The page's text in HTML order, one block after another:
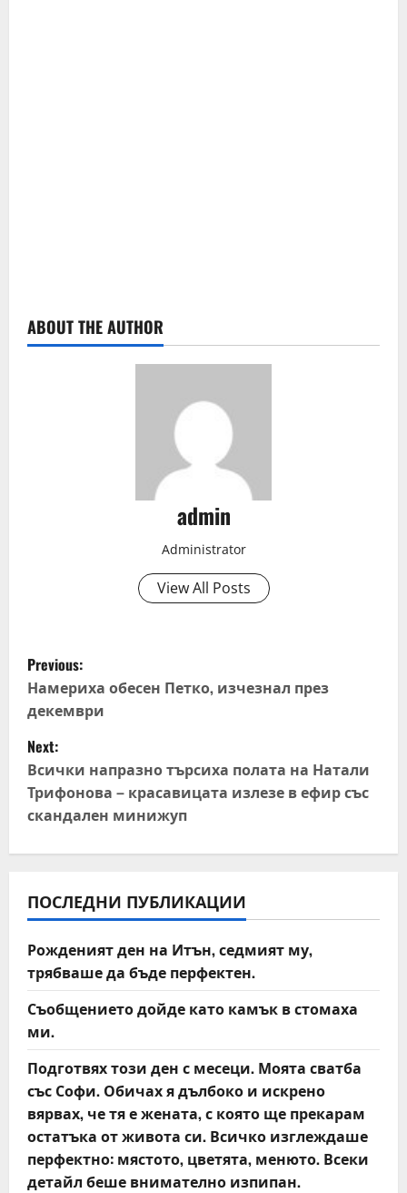
ABOUT THE AUTHOR
admin
Administrator
View All Posts
P
o
s
t
n
a
v
i
g
a
t
i
o
n
Previous:
Намериха обесен Петко, изчезнал през
декември
Next:
Всички напразно търсиха полата на Натали
Трифонова – красавицата излезе в ефир със
скандален минижуп
ПОСЛЕДНИ ПУБЛИКАЦИИ
Рожденият ден на Итън, седмият му,
трябваше да бъде перфектен.
Съобщението дойде като камък в стомаха
ми.
Подготвях този ден с месеци. Моята сватба
със Софи. Обичах я дълбоко и искрено
вярвах, че тя е жената, с която ще прекарам
остатъка от живота си. Всичко изглеждаше
перфектно: мястото, цветята, менюто. Всеки
детайл беше внимателно изпипан.